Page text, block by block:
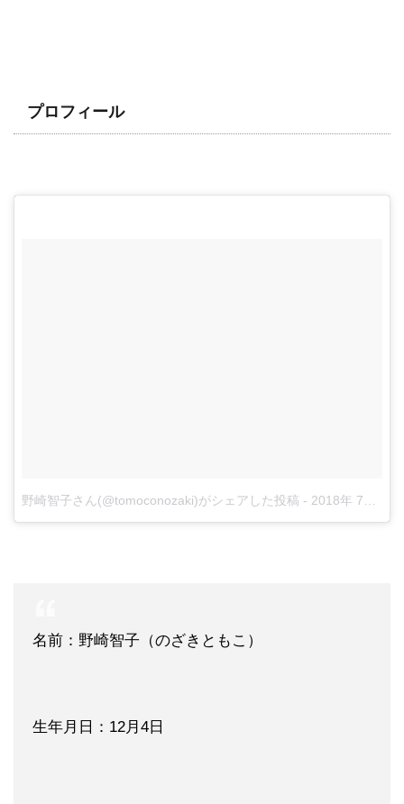
プロフィール
野崎智子さん(@tomoconozaki)がシェアした投稿 - 2018年 7月月5日午後8時05分PDT
名前：野崎智子（のざきともこ）
生年月日：12月4日